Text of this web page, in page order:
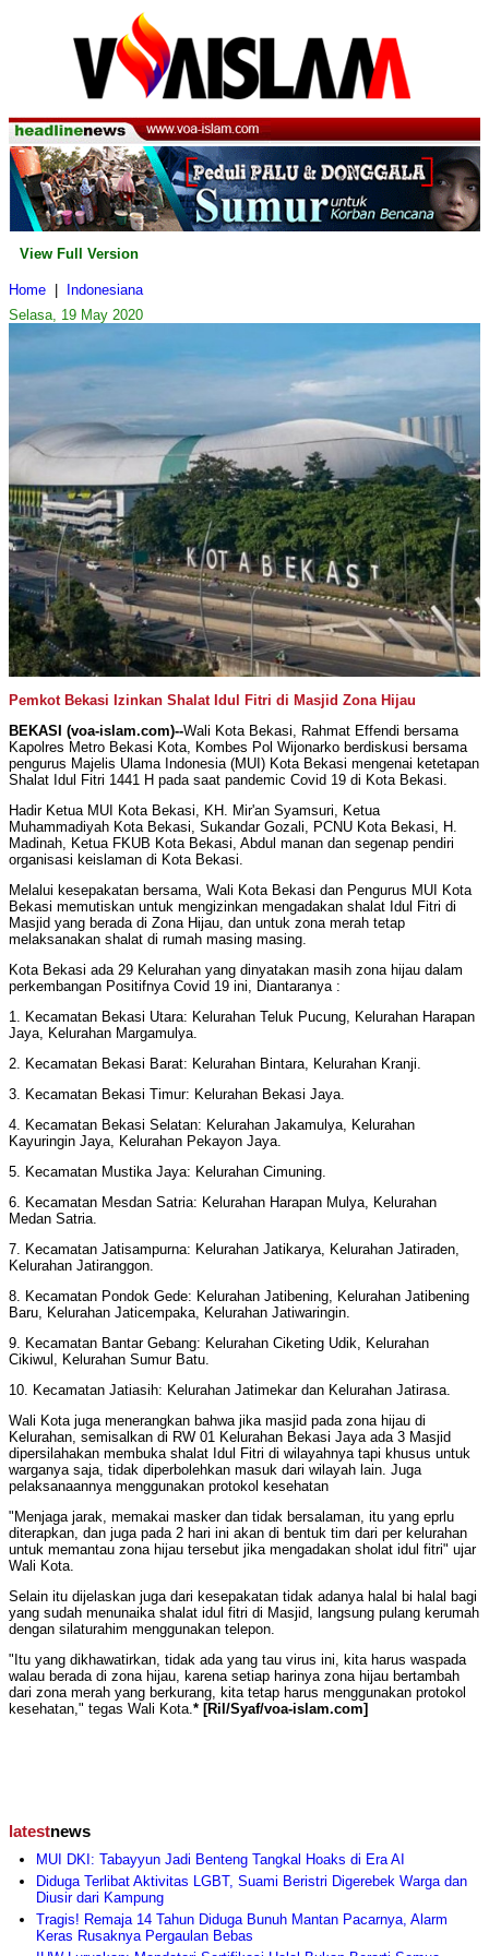
View Full Version
Home
Indonesiana
Selasa, 19 May 2020
Pemkot Bekasi Izinkan Shalat Idul Fitri di Masjid Zona Hijau
BEKASI (voa-islam.com)--Wali Kota Bekasi, Rahmat Effendi bersama
Kapolres Metro Bekasi Kota, Kombes Pol Wijonarko berdiskusi bersama
pengurus Majelis Ulama Indonesia (MUI) Kota Bekasi mengenai ketetapan
Shalat Idul Fitri 1441 H pada saat pandemic Covid 19 di Kota Bekasi.
Hadir Ketua MUI Kota Bekasi, KH. Mir'an Syamsuri, Ketua
Muhammadiyah Kota Bekasi, Sukandar Gozali, PCNU Kota Bekasi, H.
Madinah, Ketua FKUB Kota Bekasi, Abdul manan dan segenap pendiri
organisasi keislaman di Kota Bekasi.
Melalui kesepakatan bersama, Wali Kota Bekasi dan Pengurus MUI Kota
Bekasi memutiskan untuk mengizinkan mengadakan shalat Idul Fitri di
Masjid yang berada di Zona Hijau, dan untuk zona merah tetap
melaksanakan shalat di rumah masing masing.
Kota Bekasi ada 29 Kelurahan yang dinyatakan masih zona hijau dalam
perkembangan Positifnya Covid 19 ini, Diantaranya :
1. Kecamatan Bekasi Utara: Kelurahan Teluk Pucung, Kelurahan Harapan
Jaya, Kelurahan Margamulya.
2. Kecamatan Bekasi Barat: Kelurahan Bintara, Kelurahan Kranji.
3. Kecamatan Bekasi Timur: Kelurahan Bekasi Jaya.
4. Kecamatan Bekasi Selatan: Kelurahan Jakamulya, Kelurahan
Kayuringin Jaya, Kelurahan Pekayon Jaya.
5. Kecamatan Mustika Jaya: Kelurahan Cimuning.
6. Kecamatan Mesdan Satria: Kelurahan Harapan Mulya, Kelurahan
Medan Satria.
7. Kecamatan Jatisampurna: Kelurahan Jatikarya, Kelurahan Jatiraden,
Kelurahan Jatiranggon.
8. Kecamatan Pondok Gede: Kelurahan Jatibening, Kelurahan Jatibening
Baru, Kelurahan Jaticempaka, Kelurahan Jatiwaringin.
9. Kecamatan Bantar Gebang: Kelurahan Ciketing Udik, Kelurahan
Cikiwul, Kelurahan Sumur Batu.
10. Kecamatan Jatiasih: Kelurahan Jatimekar dan Kelurahan Jatirasa.⁣⁣⁣⁣
Wali Kota juga menerangkan bahwa jika masjid pada zona hijau di
Kelurahan, semisalkan di RW 01 Kelurahan Bekasi Jaya ada 3 Masjid
dipersilahakan membuka shalat Idul Fitri di wilayahnya tapi khusus untuk
warganya saja, tidak diperbolehkan masuk dari wilayah lain. Juga
pelaksanaannya menggunakan protokol kesehatan
"Menjaga jarak, memakai masker dan tidak bersalaman, itu yang eprlu
diterapkan, dan juga pada 2 hari ini akan di bentuk tim dari per kelurahan
untuk memantau zona hijau tersebut jika mengadakan sholat idul fitri" ujar
Wali Kota.
⁣⁣Selain itu dijelaskan juga dari kesepakatan tidak adanya halal bi halal bagi
yang sudah menunaika shalat idul fitri di Masjid, langsung pulang kerumah
dengan silaturahim menggunakan telepon.
"Itu yang dikhawatirkan, tidak ada yang tau virus ini, kita harus waspada
walau berada di zona hijau, karena setiap harinya zona hijau bertambah
dari zona merah yang berkurang, kita tetap harus menggunakan protokol
kesehatan," tegas Wali Kota.* [Ril/Syaf/voa-islam.com]
latestnews
MUI DKI: Tabayyun Jadi Benteng Tangkal Hoaks di Era AI
Diduga Terlibat Aktivitas LGBT, Suami Beristri Digerebek Warga dan
Diusir dari Kampung
Tragis! Remaja 14 Tahun Diduga Bunuh Mantan Pacarnya, Alarm
Keras Rusaknya Pergaulan Bebas